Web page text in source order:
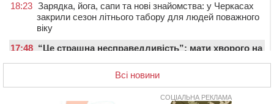
18:23 Зарядка, йога, сапи та нові знайомства: у Черкасах
закрили сезон літнього табору для людей поважного
віку
17:48 “Це страшна несправедливість”: мати хворого на
ОВА виділити кошти на дороговартісні ліки
17:15 На Уманщині судитимуть колишню очільницю відділу
освіти через закупівлю електрики за завищеною
Всі новини
СОЦІАЛЬНА РЕКЛАМА